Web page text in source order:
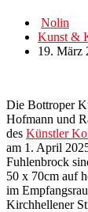
Nolin
Kunst &
19. März
Die Bottroper
Hofmann und
des Künstler
am 1. April
Fuhlenbrock
50 x 70cm auf
im
Kirchhellener